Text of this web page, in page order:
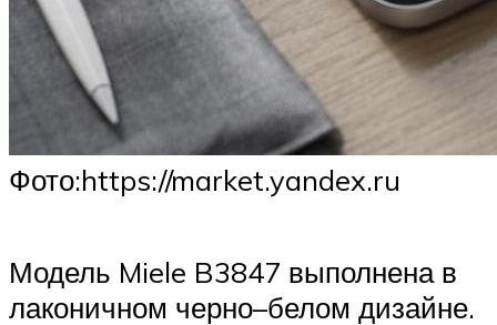
​Фото:https://market.yandex.ru
Модель Miele B3847 выполнена в
лаконичном черно–белом дизайне.